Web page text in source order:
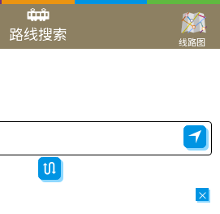
路线搜索 线路图
×